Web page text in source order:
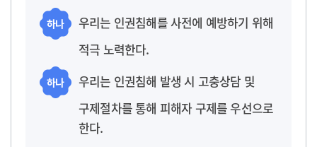
하나
우리는 인권침해를 사전에 예방하기 위해
적극 노력한다.
하나
우리는 인권침해 발생 시 고충상담 및
구제절차를 통해 피해자 구제를 우선으로
한다.